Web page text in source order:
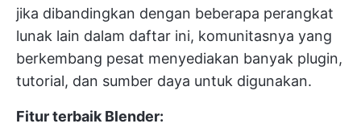
jika dibandingkan dengan beberapa perangkat
lunak lain dalam daftar ini, komunitasnya yang
berkembang pesat menyediakan banyak plugin,
tutorial, dan sumber daya untuk digunakan.
Fitur terbaik Blender: